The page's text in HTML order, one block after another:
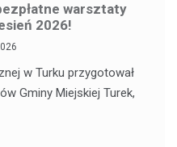
warsztaty
2026!
w Turku przygotował
Gminy Miejskiej Turek,